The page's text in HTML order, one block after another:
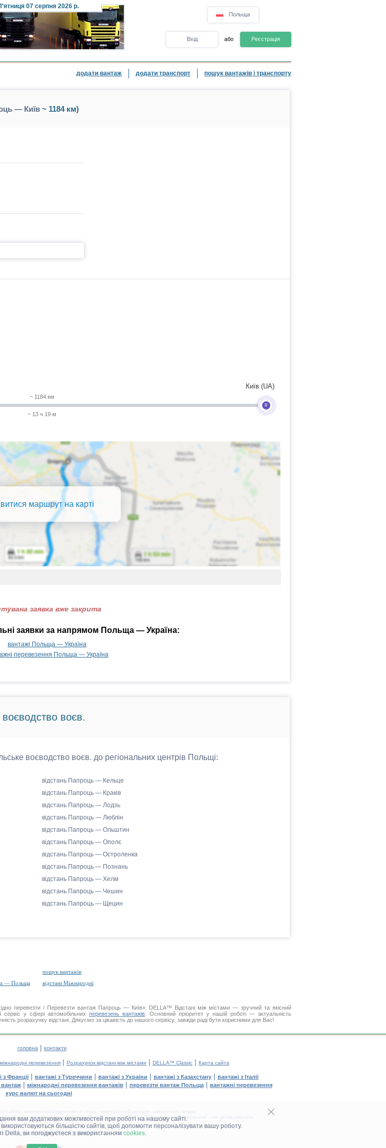
07 серпня 2026 р.
Польща
Вхід або Реєстрація
додати вантаж додати транспорт пошук вантажів і транспорту
вам додаткових можливостей при роботі на нашому сайті.
більшістю сайтів, щоб допомогти персоналізувати вашу роботу.
Della, ви погоджуєтеся з використанням cookies.
— Київ~ 1184 км)
~ 1184 км
~ 13 ч 19 м
B
Київ (UA)
маршрут на карті
заявка вже закрита
заявки за напрямом Польща — Україна:
вантажі Польща — Україна
перевезення Польща — Україна
воєв.
воєводство воєв. до регіональних центрів Польщі:
відстань Папроць — Кельце
відстань Папроць — Краків
відстань Папроць — Лодзь
відстань Папроць — Люблін
відстань Папроць — Ольштин
відстань Папроць — Ополє
відстань Папроць — Остроленка
відстань Папроць — Познань
відстань Папроць — Хелм
відстань Папроць — Чешин
відстань Папроць — Щецин
пошук вантажів
— Польща відстані Міжнародні
перевезти / Перевезти вантаж Папроць — Київ». DELLA™ Відстані між містами — зручний та якісний
сервіс у сфері автомобільних перевезень вантажів . Основний пріоритет у нашій роботі — актуальність
розрахунку відстані. Дякуємо за цікавість до нашого сервісу, завжди раді бути корисними для Вас!
головна | контакти
перевезення | Розрахунок відстані між містами | DELLA™ Classic | Карта сайта
з Франції| вантажі з Туреччини | вантажі з України | вантажі з Казахстану | вантажі з Італії
| міжнародні перевезення вантажів| перевезти вантаж Польща| вантажні перевезення
курс валют на сьогодні
сайта, включая оформление и стиль, являются объектами авторского права.
та інтернет-сайтах без офіційного дозволу 'DELLA™ Вантажні перевезення' - не дозволяється.
— ВАШІВАНТАЖНІ ПЕРЕВЕЗЕННЯ™!